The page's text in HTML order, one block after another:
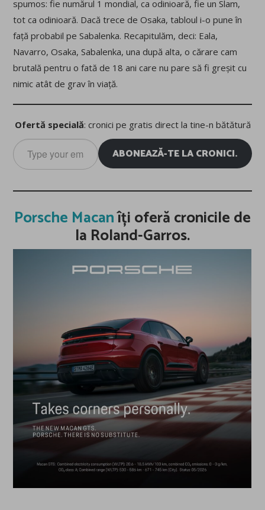
spumos: fie numărul 1 mondial, ca odinioară, fie un Slam,
tot ca odinioară. Dacă trece de Osaka, tabloul i-o pune în
față probabil pe Sabalenka. Recapitulăm, deci: Eala,
Navarro, Osaka, Sabalenka, una după alta, o cărare cam
brutală pentru o fată de 18 ani care nu pare să fi greșit cu
nimic atât de grav în viață.
Ofertă specială: cronici pe gratis direct la tine-n bătătură
Type
your
email…
ABONEAZĂ-TE LA CRONICI.
Porsche Macanîți oferă cronicile de
la Roland-Garros.